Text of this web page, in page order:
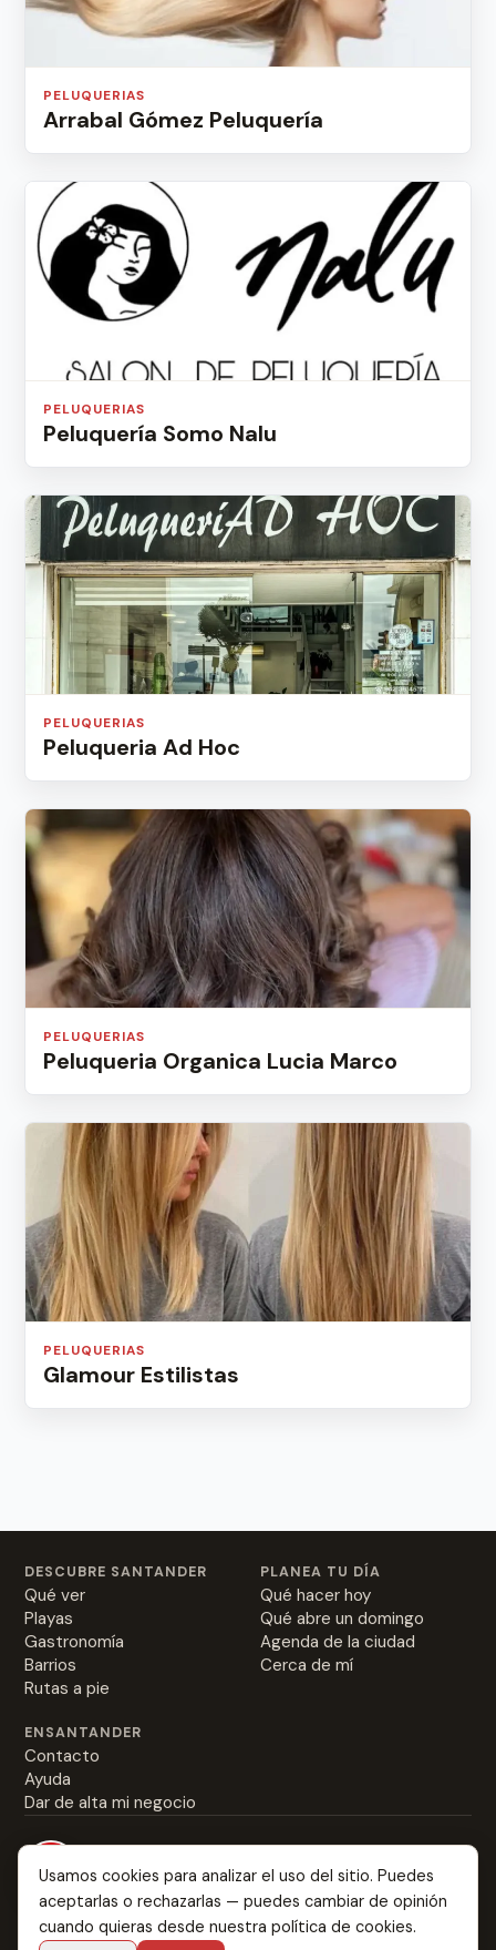
PELUQUERIAS
Arrabal Gómez Peluquería
PELUQUERIAS
Peluquería Somo Nalu
PELUQUERIAS
Peluqueria Ad Hoc
PELUQUERIAS
Peluqueria Organica Lucia Marco
PELUQUERIAS
Glamour Estilistas
DESCUBRE SANTANDER
Qué ver
Playas
Gastronomía
Barrios
Rutas a pie
PLANEA TU DÍA
Qué hacer hoy
Qué abre un domingo
Agenda de la ciudad
Cerca de mí
ENSANTANDER
Contacto
Ayuda
Dar de alta mi negocio
Everything about Santander: from the best rabas to
where you might fall in love.
Usamos cookies para analizar el uso del sitio. Puedes
aceptarlas o rechazarlas — puedes cambiar de opinión
cuando quieras desde nuestra política de cookies.